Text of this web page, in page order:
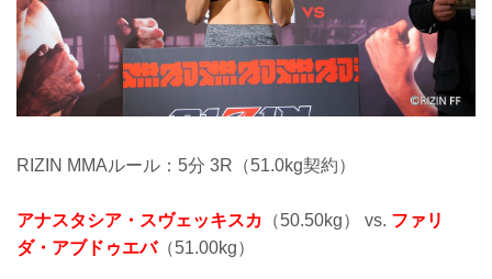
RIZIN MMAルール：5分 3R（51.0kg契約）
アナスタシア・スヴェッキスカ （50.50kg） vs. ファリ
ダ・アブドゥエバ（51.00kg）